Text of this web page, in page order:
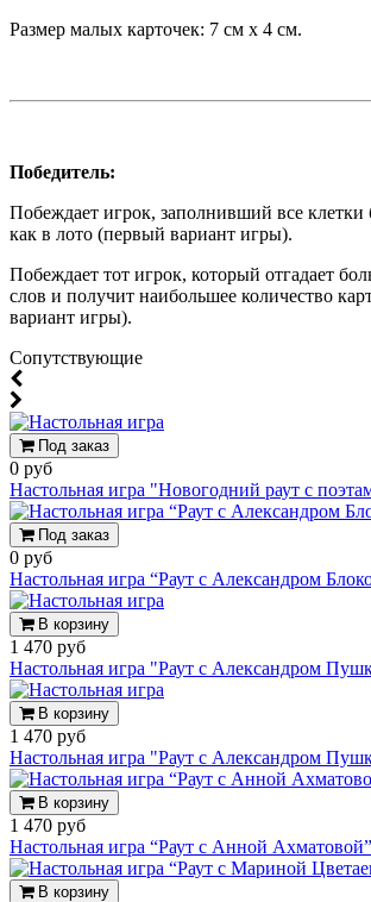
Размер малых карточек: 7 см х 4 см.
Победитель:
Побеждает игрок, заполнивший все
как в лото (первый вариант игры).
Побеждает тот игрок, который отгадает
слов и получит наибольшее количество
вариант игры).
Cопутствующие
Под заказ
0 руб
Настольная игра "Новогодний раут с
Под заказ
0 руб
Настольная игра “Раут с Александром
В корзину
1 470 руб
Настольная игра "Раут с Александром
В корзину
1 470 руб
Настольная игра "Раут с Александром
В корзину
1 470 руб
Настольная игра “Раут с Анной
В корзину